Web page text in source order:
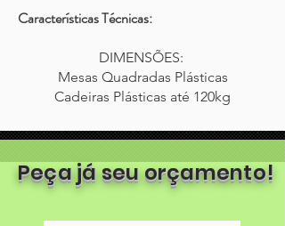
Características Técnicas:
DIMENSÕES:
Mesas Quadradas Plásticas
Cadeiras Plásticas até 120kg
Peça já seu orçamento!